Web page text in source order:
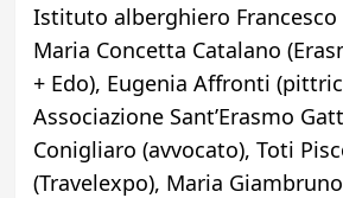
Istituto alberghiero Francesco
Maria Concetta Catalano
+ Edo), Eugenia Affronti
Associazione Sant’Erasmo
Conigliaro (avvocato), Toti
(Travelexpo), Maria